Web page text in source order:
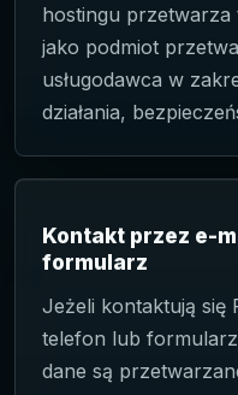
hostingu przetwarza
jako podmiot
usługodawca w
działania,
Kontakt przez e-
formularz
Jeżeli kontaktują się
telefon lub
dane są